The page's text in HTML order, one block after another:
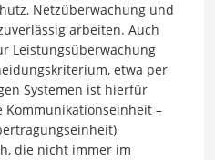
Netzüberwachung und
arbeiten. Auch
Leistungsüberwachung
etwa per
Systemen ist hierfür
Kommunikationseinheit –
die nicht immer im